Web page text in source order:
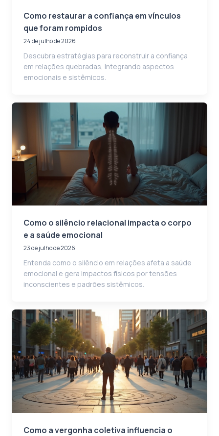
Como restaurar a confiança em vínculos
que foram rompidos
24 de julho de 2026
Descubra estratégias para reconstruir a confiança
em relações quebradas, integrando aspectos
emocionais e sistêmicos.
Como o silêncio relacional impacta o corpo
e a saúde emocional
23 de julho de 2026
Entenda como o silêncio em relações afeta a saúde
emocional e gera impactos físicos por tensões
inconscientes e padrões sistêmicos.
Como a vergonha coletiva influencia o